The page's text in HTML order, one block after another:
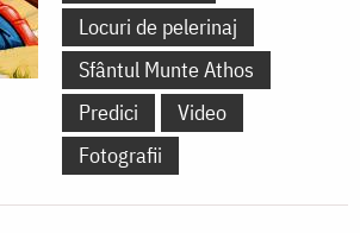
Locuri de pelerinaj
Sfântul Munte Athos
Predici
Video
Fotografii